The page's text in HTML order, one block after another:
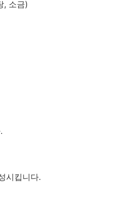
, 소금)
시킵니다.